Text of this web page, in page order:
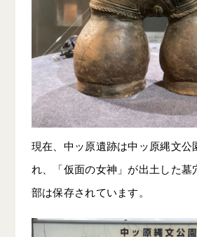
現在、中ッ原遺跡は中ッ原縄文公
れ、「仮面の女神」が出土した墓
部は保存されています。